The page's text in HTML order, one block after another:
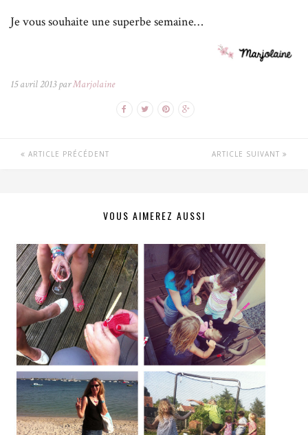
Je vous souhaite une superbe semaine…
15 avril 2013 parMarjolaine
ARTICLE PRÉCÉDENT ARTICLE SUIVANT
VOUS AIMEREZ AUSSI